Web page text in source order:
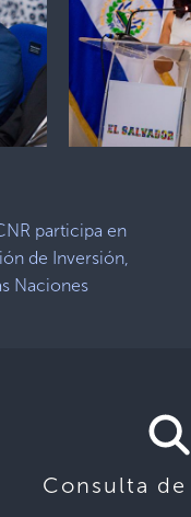
participa en
de Inversión,
Naciones
Consulta de